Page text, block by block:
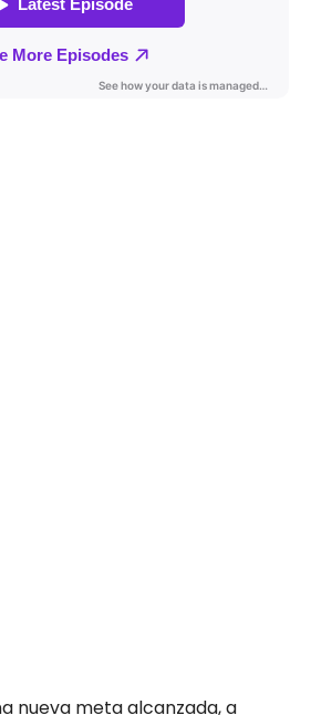
nueva meta alcanzada, a